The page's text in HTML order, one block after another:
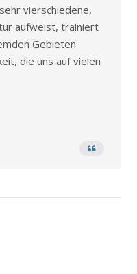
vierschiedene,
aufweist, trainiert
Gebieten
die uns auf vielen